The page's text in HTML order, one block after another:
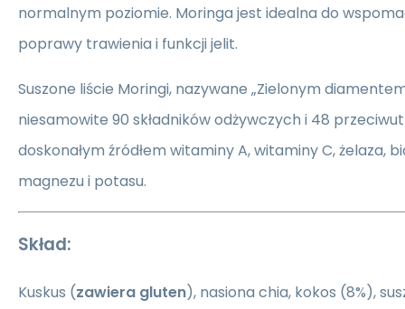
normalnym poziomie. Moringa jest idealna do
poprawy trawienia i funkcji jelit.
Suszone liście Moringi, nazywane „Zielonym
niesamowite 90 składników odżywczych i 48
doskonałym źródłem witaminy A, witaminy C, żelaza,
magnezu i potasu.
Skład:
Kuskus (zawiera gluten), nasiona chia, kokos (8%),